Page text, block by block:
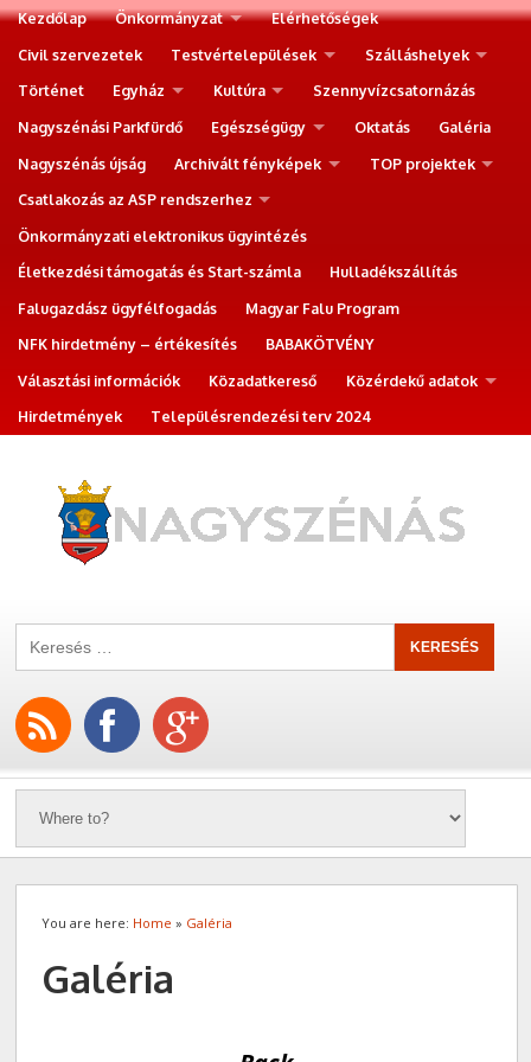
Kezdőlap Önkormányzat
Elérhetőségek
Civil szervezetek
Testvértelepülések
Szálláshelyek
Történet
Egyház Kultúra
Szennyvízcsatornázás
Nagyszénási Parkfürdő
Egészségügy Oktatás
Galéria
Nagyszénás újság
Archivált fényképek
TOP projektek
Csatlakozás az ASP rendszerhez
Önkormányzati elektronikus ügyintézés
Életkezdési támogatás és Start-számla
Hulladékszállítás
Falugazdász ügyfélfogadás
Magyar Falu Program
NFK hirdetmény – értékesítés
BABAKÖTVÉNY
Választási információk
Közadatkereső
Közérdekű adatok
Hirdetmények
Településrendezési terv 2024
You are here: Home » Galéria
Galéria